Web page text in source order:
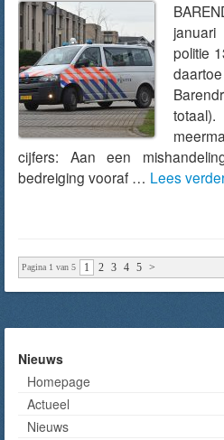
politie
cijfers: Aan een
bedreiging vooraf … Lees
Pagina 1 van 5 1 2 3 4 5 >
Nieuws
Homepage
Actueel
Nieuws